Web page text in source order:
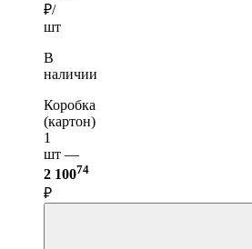
₽/
шт
В
наличии
Коробка
(картон)
1
шт —
2 10074
₽